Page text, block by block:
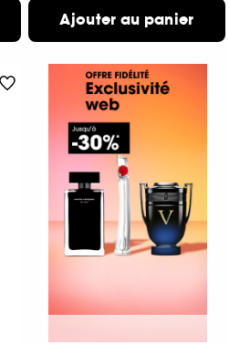
Ajouter au panier